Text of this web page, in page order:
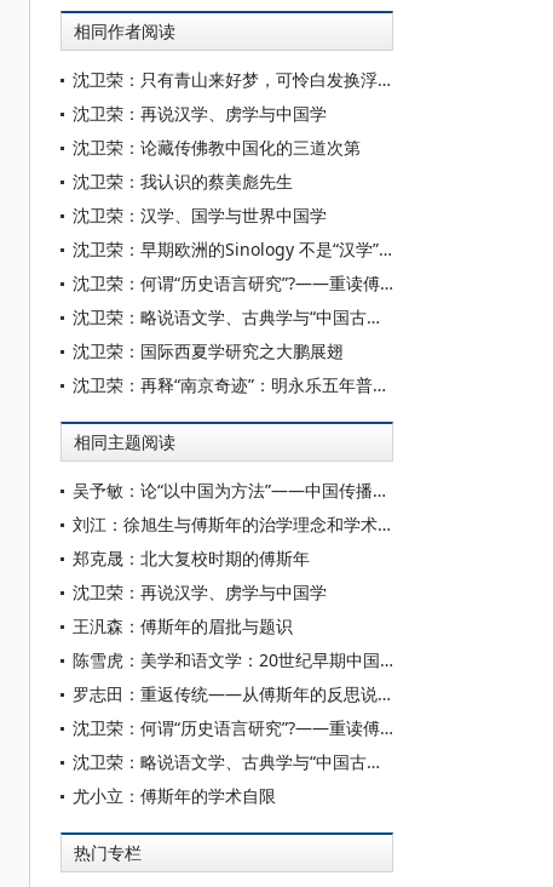
相同作者阅读
沈卫荣：只有青山来好梦，可怜白发换浮名？——怀念王尧先生
沈卫荣：再说汉学、虏学与中国学
沈卫荣：论藏传佛教中国化的三道次第
沈卫荣：我认识的蔡美彪先生
沈卫荣：汉学、国学与世界中国学
沈卫荣：早期欧洲的Sinology 不是“汉学”而是“中国学”
沈卫荣：何谓“历史语言研究”?——重读傅斯年《历史语言研究所工作之旨趣》
沈卫荣：略说语文学、古典学与“中国古典学”
沈卫荣：国际西夏学研究之大鹏展翅
沈卫荣：再释“南京奇迹”：明永乐五年普度大斋渊源考
相同主题阅读
吴予敏：论“以中国为方法”——中国传播研究的方法论探索
刘江：徐旭生与傅斯年的治学理念和学术交流
郑克晟：北大复校时期的傅斯年
沈卫荣：再说汉学、虏学与中国学
王汎森：傅斯年的眉批与题识
陈雪虎：美学和语文学：20世纪早期中国文学研究的两条路径
罗志田：重返传统——从傅斯年的反思说起
沈卫荣：何谓“历史语言研究”?——重读傅斯年《历史语言研究所工作之旨趣》
沈卫荣：略说语文学、古典学与“中国古典学”
尤小立：傅斯年的学术自限
热门专栏